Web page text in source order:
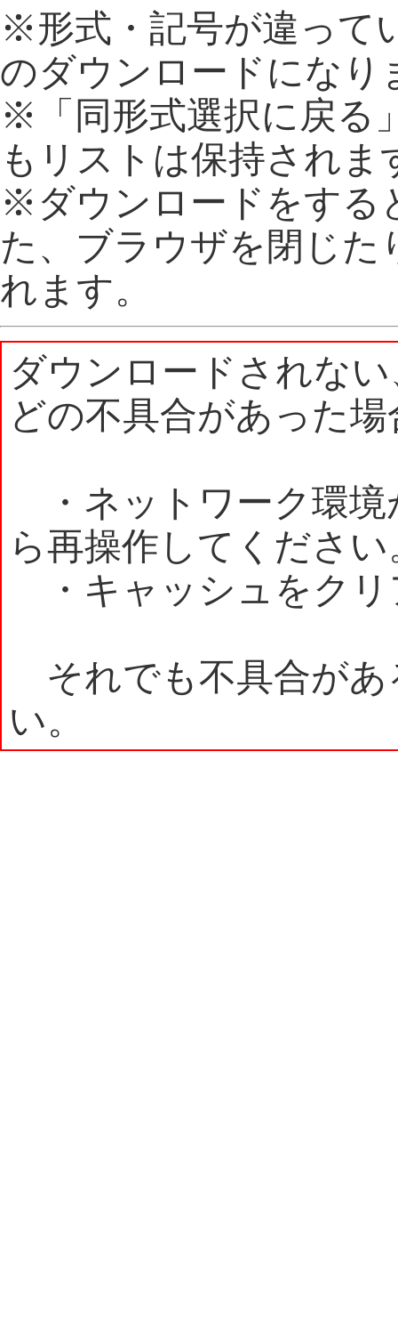
※形式・記号が違って
のダウンロードになり
※「同形式選択に戻る
もリストは保持されま
※ダウンロードをする
た、ブラウザを閉じた
れます。
ダウンロードされな
どの不具合があった
・ネットワーク環境
ら再操作してください
・キャッシュをクリ
それでも不具合があ
い。